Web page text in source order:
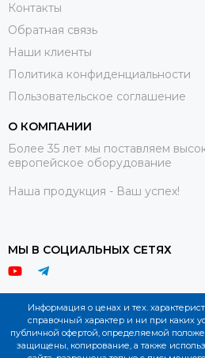
Контакты
Обратная связь
Наши клиенты
Политика конфиденциальности
Пользовательское соглашение
О КОМПАНИИ
Более 35 лет мы поставляем
европейское оборудование
Наша продукция - Ваш успех!
МЫ В СОЦИАЛЬНЫХ СЕТЯХ
Информация о ценах и тех.
справочный характер и ни при каких
публичной офертой, определяемой
защищены, копирование, а также